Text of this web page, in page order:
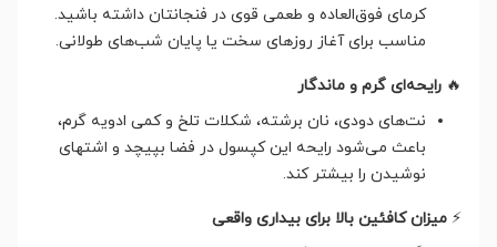
کرمای فوق‌العاده و طعمی قوی در فنجانتان داشته باشید.
مناسب برای آغاز روزهای سخت یا پایان شب‌های طولانی.
🔥 رایحه‌ای گرم و ماندگار
نت‌های دودی، نان برشته، شکلات تلخ و کمی ادویه گرم،
باعث می‌شود رایحه این کپسول در فضا بپیچد و اشتهای
نوشیدن را بیشتر کند.
⚡ میزان کافئین بالا برای بیداری واقعی